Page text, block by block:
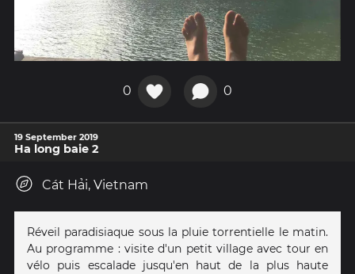
0 0
19 September 2019
Ha long baie 2
Cát Hải, Vietnam
Réveil paradisiaque sous la pluie torrentielle le matin.
Au programme : visite d'un petit village avec tour en
vélo puis escalade jusqu'en haut de la plus haute